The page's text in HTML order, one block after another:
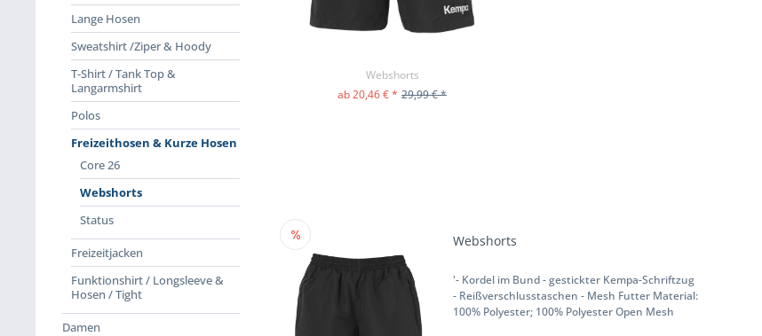
Lange Hosen
Sweatshirt /Ziper & Hoody
T-Shirt / Tank Top &
Langarmshirt
Polos
Freizeithosen & Kurze Hosen
Core 26
Webshorts
Status
Freizeitjacken
Funktionshirt / Longsleeve &
Hosen / Tight
Damen
Webshorts
ab 20,46 € * 29,99 € *
Webshorts
'- Kordel im Bund - gestickter Kempa-Schriftzug
- Reißverschlusstaschen - Mesh Futter Material:
100% Polyester; 100% Polyester Open Mesh